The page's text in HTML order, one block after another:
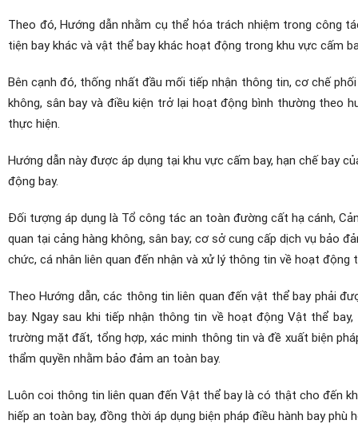
Theo đó, Hướng dẫn nhằm cụ thể hóa trách nhiệm trong công
tiện bay khác và vật thể bay khác hoạt động trong khu vực cấm
Bên cạnh đó, thống nhất đầu mối tiếp nhận thông tin, cơ chế
không, sân bay và điều kiện trở lại hoạt động bình thường theo
thực hiện.
Hướng dẫn này được áp dụng tại khu vực cấm bay, hạn chế bay
động bay.
Đối tượng áp dụng là Tổ công tác an toàn đường cất hạ cánh,
quan tại cảng hàng không, sân bay; cơ sở cung cấp dịch vụ bảo
chức, cá nhân liên quan đến nhận và xử lý thông tin về hoạt động
Theo Hướng dẫn, các thông tin liên quan đến vật thể bay phải
bay. Ngay sau khi tiếp nhận thông tin về hoạt động Vật thể
trường mặt đất, tổng hợp, xác minh thông tin và đề xuất biện
thẩm quyền nhằm bảo đảm an toàn bay.
Luôn coi thông tin liên quan đến Vật thể bay là có thật cho đến
hiếp an toàn bay, đồng thời áp dụng biện pháp điều hành bay phù